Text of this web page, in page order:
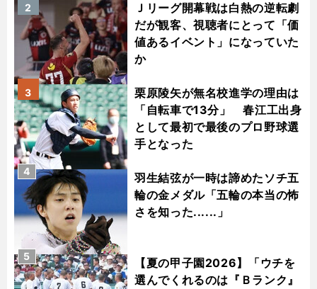
Ｊリーグ開幕戦は白熱の逆転劇
だが観客、視聴者にとって「価
値あるイベント」になっていた
か
2
栗原陵矢が無名校進学の理由は
「自転車で13分」 春江工出身
として最初で最後のプロ野球選
手となった
3
羽生結弦が一時は諦めたソチ五
輪の金メダル「五輪の本当の怖
さを知った......」
4
【夏の甲子園2026】「ウチを
選んでくれるのは『Ｂランク』
5